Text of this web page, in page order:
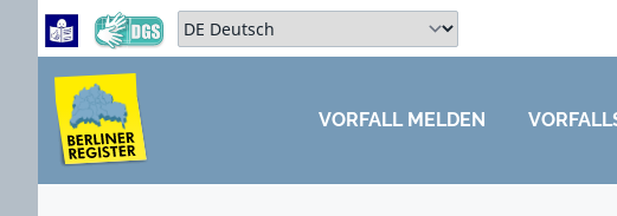
Zum Hauptbereich springen
Zum Hauptmenü springen
Sprache auswählen:
ZUM HAUPTBEREICH SPRINGEN
VORFALL MELDEN